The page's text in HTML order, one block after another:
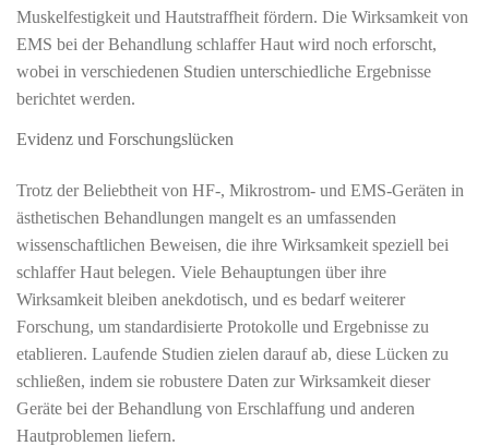
Muskelfestigkeit und Hautstraffheit fördern. Die Wirksamkeit von
EMS bei der Behandlung schlaffer Haut wird noch erforscht,
wobei in verschiedenen Studien unterschiedliche Ergebnisse
berichtet werden.
Evidenz und Forschungslücken
Trotz der Beliebtheit von HF-, Mikrostrom- und EMS-Geräten in
ästhetischen Behandlungen mangelt es an umfassenden
wissenschaftlichen Beweisen, die ihre Wirksamkeit speziell bei
schlaffer Haut belegen. Viele Behauptungen über ihre
Wirksamkeit bleiben anekdotisch, und es bedarf weiterer
Forschung, um standardisierte Protokolle und Ergebnisse zu
etablieren. Laufende Studien zielen darauf ab, diese Lücken zu
schließen, indem sie robustere Daten zur Wirksamkeit dieser
Geräte bei der Behandlung von Erschlaffung und anderen
Hautproblemen liefern.